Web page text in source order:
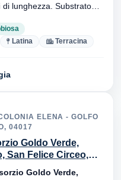
di lunghezza. Substrato
Latina Terracina
ELENA - GOLFO
04017
Goldo Verde,
San Felice Circeo,
Goldo Verde,